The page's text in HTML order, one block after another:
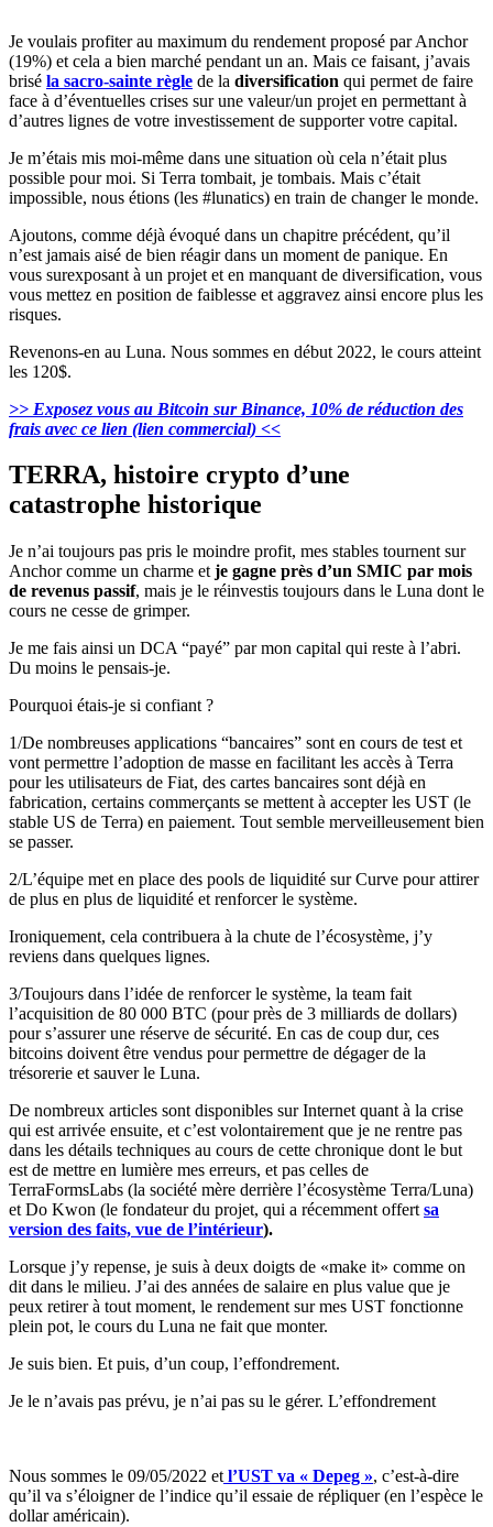
Je voulais profiter au maximum du rendement proposé par Anchor
(19%) et cela a bien marché pendant un an. Mais ce faisant, j’avais
brisé la sacro-sainte règle de la diversification qui permet de faire
face à d’éventuelles crises sur une valeur/un projet en permettant à
d’autres lignes de votre investissement de supporter votre capital.
Je m’étais mis moi-même dans une situation où cela n’était plus
possible pour moi. Si Terra tombait, je tombais. Mais c’était
impossible, nous étions (les #lunatics) en train de changer le monde.
Ajoutons, comme déjà évoqué dans un chapitre précédent, qu’il
n’est jamais aisé de bien réagir dans un moment de panique. En
vous surexposant à un projet et en manquant de diversification, vous
vous mettez en position de faiblesse et aggravez ainsi encore plus les
risques.
Revenons-en au Luna. Nous sommes en début 2022, le cours atteint
les 120$.
>> Exposez vous au Bitcoin sur Binance, 10% de réduction des
frais avec ce lien (lien commercial) <<
TERRA, histoire crypto d’une
catastrophe historique
Je n’ai toujours pas pris le moindre profit, mes stables tournent sur
Anchor comme un charme et je gagne près d’un SMIC par mois
de revenus passif, mais je le réinvestis toujours dans le Luna dont le
cours ne cesse de grimper.
Je me fais ainsi un DCA “payé” par mon capital qui reste à l’abri.
Du moins le pensais-je.
Pourquoi étais-je si confiant ?
1/De nombreuses applications “bancaires” sont en cours de test et
vont permettre l’adoption de masse en facilitant les accès à Terra
pour les utilisateurs de Fiat, des cartes bancaires sont déjà en
fabrication, certains commerçants se mettent à accepter les UST (le
stable US de Terra) en paiement. Tout semble merveilleusement bien
se passer.
2/L’équipe met en place des pools de liquidité sur Curve pour attirer
de plus en plus de liquidité et renforcer le système.
Ironiquement, cela contribuera à la chute de l’écosystème, j’y
reviens dans quelques lignes.
3/Toujours dans l’idée de renforcer le système, la team fait
l’acquisition de 80 000 BTC (pour près de 3 milliards de dollars)
pour s’assurer une réserve de sécurité. En cas de coup dur, ces
bitcoins doivent être vendus pour permettre de dégager de la
trésorerie et sauver le Luna.
De nombreux articles sont disponibles sur Internet quant à la crise
qui est arrivée ensuite, et c’est volontairement que je ne rentre pas
dans les détails techniques au cours de cette chronique dont le but
est de mettre en lumière mes erreurs, et pas celles de
TerraFormsLabs (la société mère derrière l’écosystème Terra/Luna)
et Do Kwon (le fondateur du projet, qui a récemment offert sa
version des faits, vue de l’intérieur).
Lorsque j’y repense, je suis à deux doigts de «make it» comme on
dit dans le milieu. J’ai des années de salaire en plus value que je
peux retirer à tout moment, le rendement sur mes UST fonctionne
plein pot, le cours du Luna ne fait que monter.
Je suis bien. Et puis, d’un coup, l’effondrement.
Je le n’avais pas prévu, je n’ai pas su le gérer. L’effondrement
Nous sommes le 09/05/2022 et l’UST va « Depeg », c’est-à-dire
qu’il va s’éloigner de l’indice qu’il essaie de répliquer (en l’espèce le
dollar américain).